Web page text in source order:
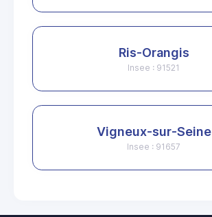
Ris-Orangis
Insee : 91521
Vigneux-sur-Seine
Insee : 91657